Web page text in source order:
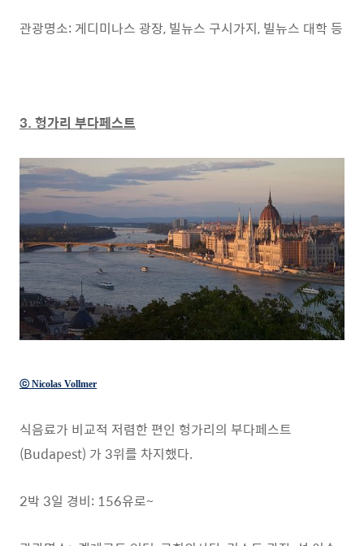
관광명소: 게디미나스 광장, 빌뉴스 구시가지, 빌뉴스 대학 등
3. 헝가리 부다페스트
ⓒ Nicolas Vollmer
식음료가 비교적 저렴한 편인 헝가리의 부다페스트
(Budapest) 가 3위를 차지했다.
2박 3일 경비: 156유로~